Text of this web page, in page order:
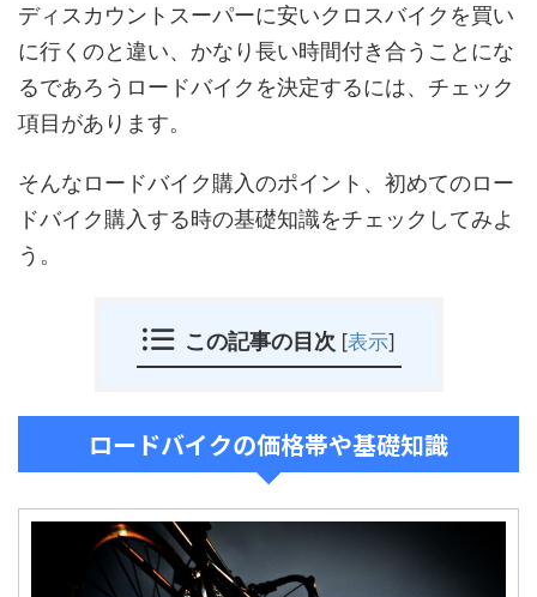
ディスカウントスーパーに安いクロスバイクを買い
に行くのと違い、かなり長い時間付き合うことにな
るであろうロードバイクを決定するには、チェック
項目があります。
そんなロードバイク購入のポイント、初めてのロー
ドバイク購入する時の基礎知識をチェックしてみよ
う。
この記事の目次 [表示]
ロードバイクの価格帯や基礎知識